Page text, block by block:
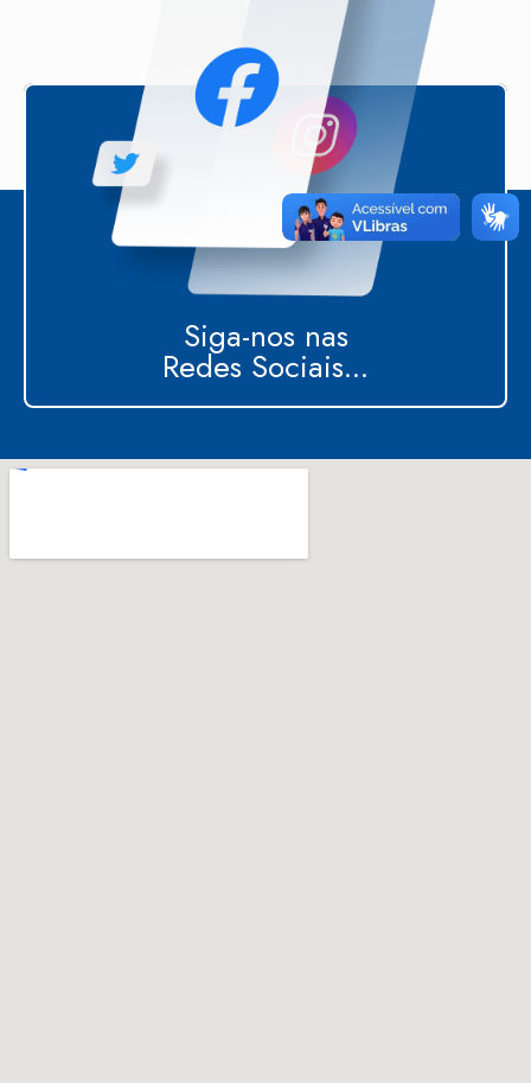
Siga-nos nas
Redes Sociais...